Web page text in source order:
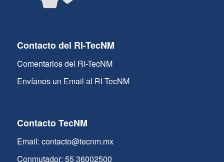
Contacto del RI-TecNM
Comentarios del RI-TecNM
Envíanos un Email al RI-TecNM
Contacto TecNM
Email: contacto@tecnm.mx
Conmutador: 55 36002500